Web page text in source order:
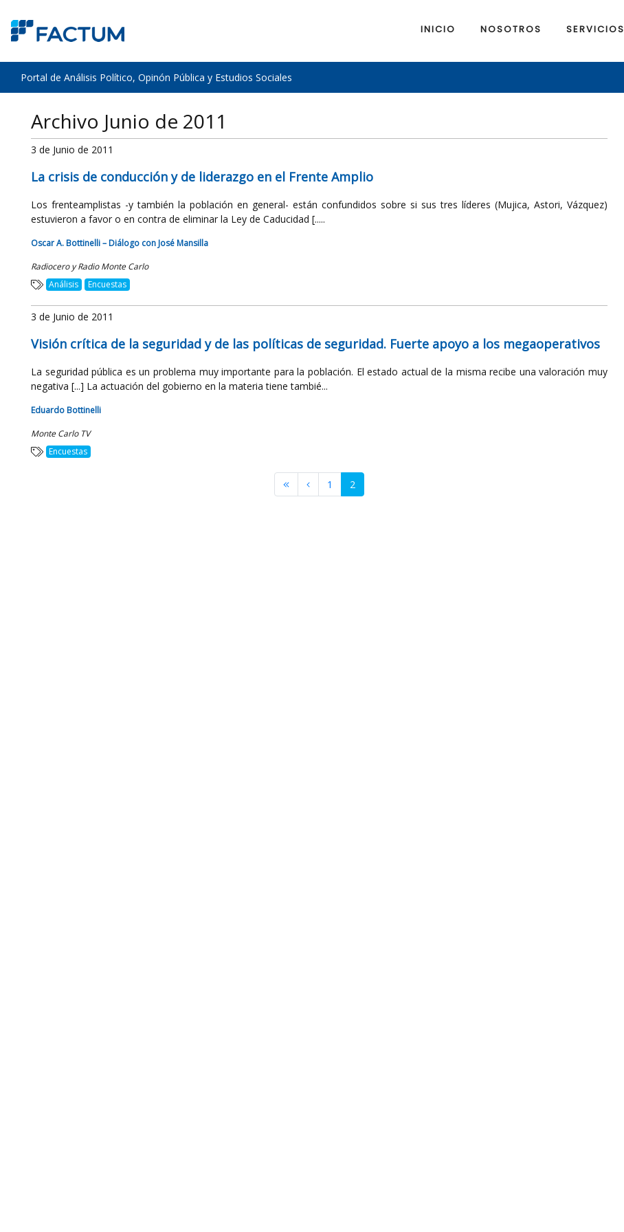
INICIO NOSOTROS SERVICIOS
Portal de Análisis Político, Opinón Pública y Estudios Sociales
Archivo Junio de 2011
3 de Junio de 2011
La crisis de conducción y de liderazgo en el Frente Amplio
Los frenteamplistas -y también la población en general- están confundidos sobre si sus tres líderes (Mujica, Astori, Vázquez)
estuvieron a favor o en contra de eliminar la Ley de Caducidad [.....
Oscar A. Bottinelli – Diálogo con José Mansilla
Radiocero y Radio Monte Carlo
Análisis
Encuestas
3 de Junio de 2011
Visión crítica de la seguridad y de las políticas de seguridad. Fuerte apoyo a los megaoperativos
La seguridad pública es un problema muy importante para la población. El estado actual de la misma recibe una valoración muy
negativa [...] La actuación del gobierno en la materia tiene tambié...
Eduardo Bottinelli
Monte Carlo TV
Encuestas
1 2